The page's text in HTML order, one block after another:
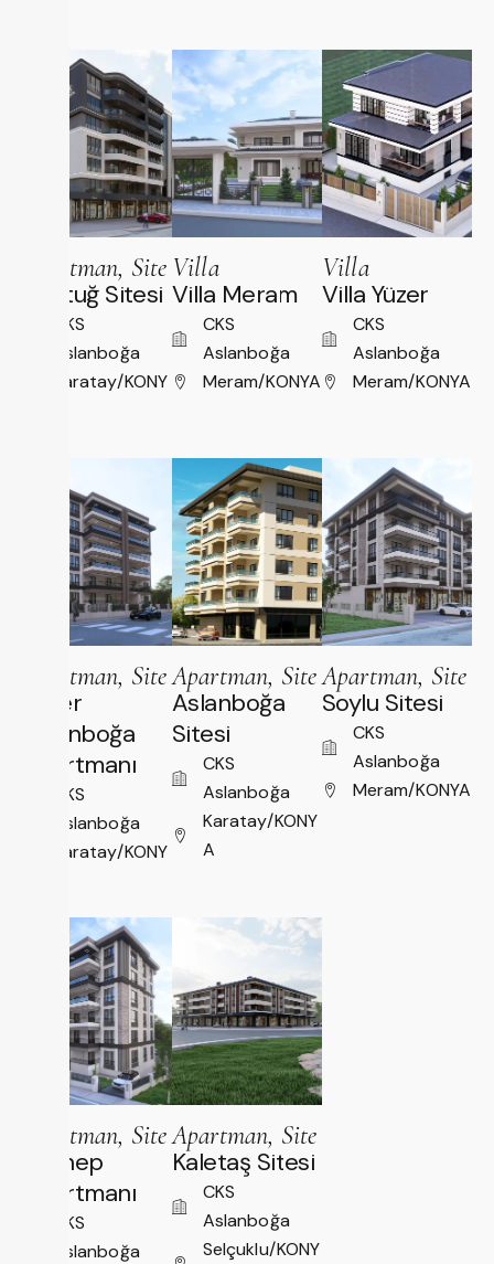
Apartman, Site
Göktuğ Sitesi
CKS
Aslanboğa
Karatay/KONY
Villa
Villa Meram
CKS
Aslanboğa
Meram/KONYA
Villa
Villa Yüzer
CKS
Aslanboğa
Meram/KONYA
Apartman, Site
Cafer
Aslanboğa
Apartmanı
CKS
Aslanboğa
Karatay/KONY
Apartman, Site
Aslanboğa
Sitesi
CKS
Aslanboğa
Karatay/KONY
A
Apartman, Site
Soylu Sitesi
CKS
Aslanboğa
Meram/KONYA
Apartman, Site
Zeynep
Apartmanı
CKS
Aslanboğa
Apartman, Site
Kaletaş Sitesi
CKS
Aslanboğa
Selçuklu/KONY